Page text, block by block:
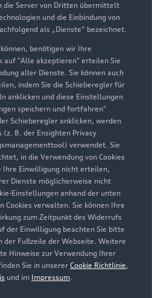
die Server von Dritten übermittelt
und die Einbindung von
als „Dienste“ bezeichnet.
benötigen wir Ihre
auf "Alle akzeptieren" erteilen Sie
aller Dienste. Sie können auch
indem Sie die Schieberegler für
anklicken und diese Einstellungen
speichern und fortfahren"
Schieberegler anklicken, werden
(z. B. der Ensighten Privacy
verwendet. Sie
in die Verwendung von Cookies
Ihre Einwilligung nicht erteilen,
Dienste möglicherweise nicht
Einstellungen anhand der unten
verwalten. Sie können Ihre
zum Zeitpunkt des Widerrufs
der Einwilligung beachten Sie bitte
der Fußzeile der Webseite. Weitere
Hinweise zur Verwendung Ihrer
Sie in unserer Cookie Richtlinie,
und im Impressum.
Sommer glänzt: die
Tasche.